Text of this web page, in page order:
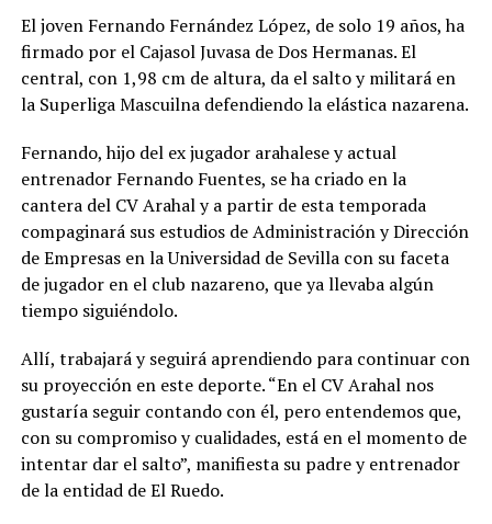
El joven Fernando Fernández López, de solo 19 años, ha
firmado por el Cajasol Juvasa de Dos Hermanas. El
central, con 1,98 cm de altura, da el salto y militará en
la Superliga Mascuilna defendiendo la elástica nazarena.
Fernando, hijo del ex jugador arahalese y actual
entrenador Fernando Fuentes, se ha criado en la
cantera del CV Arahal y a partir de esta temporada
compaginará sus estudios de Administración y Dirección
de Empresas en la Universidad de Sevilla con su faceta
de jugador en el club nazareno, que ya llevaba algún
tiempo siguiéndolo.
Allí, trabajará y seguirá aprendiendo para continuar con
su proyección en este deporte. “En el CV Arahal nos
gustaría seguir contando con él, pero entendemos que,
con su compromiso y cualidades, está en el momento de
intentar dar el salto”, manifiesta su padre y entrenador
de la entidad de El Ruedo.